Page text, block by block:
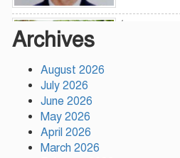
Archives
August 2026
July 2026
June 2026
May 2026
April 2026
March 2026